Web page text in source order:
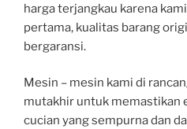
harga terjangkau karena
pertama, kualitas barang
bergaransi.
Mesin – mesin kami di
mutakhir untuk memastikan
cucian yang sempurna dan